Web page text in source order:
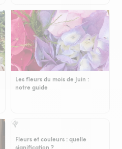
Les fleurs du mois de Juin :
notre guide
Fleurs et couleurs : quelle